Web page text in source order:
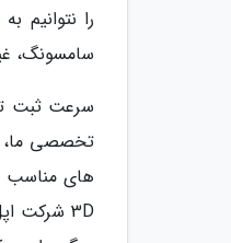
را
سامسونگ،
سرعت ثبت